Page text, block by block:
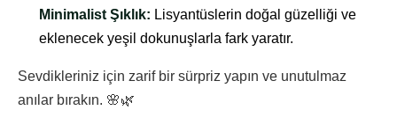
Minimalist Şıklık: Lisyantüslerin doğal güzelliği ve
eklenecek yeşil dokunuşlarla fark yaratır.
Sevdikleriniz için zarif bir sürpriz yapın ve unutulmaz
anılar bırakın. 🌸🌿